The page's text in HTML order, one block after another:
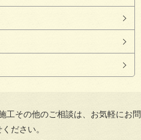
工その他のご相談は、お気軽にお問
ださい。